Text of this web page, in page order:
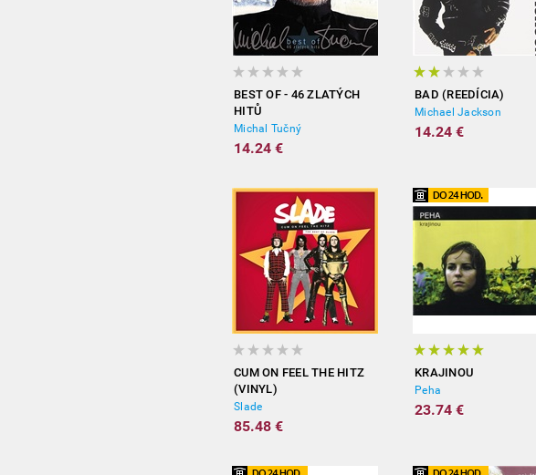
BEST OF - 46 ZLATÝCH
HITŮ
Michal Tučný
14.24 €
BAD (REEDÍCIA)
Michael Jackson
14.24 €
CUM ON FEEL THE HITZ
(VINYL)
Slade
85.48 €
KRAJINOU
Peha
23.74 €